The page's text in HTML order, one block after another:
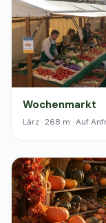
Wochenmarkt
Lärz · 268 m · Auf